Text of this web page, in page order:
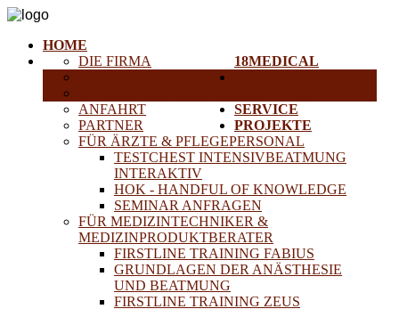
HOME
18MEDICAL
DIE FIRMA
ANFAHRT
PARTNER
FÜR ÄRZTE & PFLEGEPERSONAL
TESTCHEST INTENSIVBEATMUNG
INTERAKTIV
HOK - HANDFUL OF KNOWLEDGE
SEMINAR ANFRAGEN
FÜR MEDIZINTECHNIKER &
MEDIZINPRODUKTBERATER
FIRSTLINE TRAINING FABIUS
GRUNDLAGEN DER ANÄSTHESIE
UND BEATMUNG
FIRSTLINE TRAINING ZEUS
SERVICE
PROJEKTE